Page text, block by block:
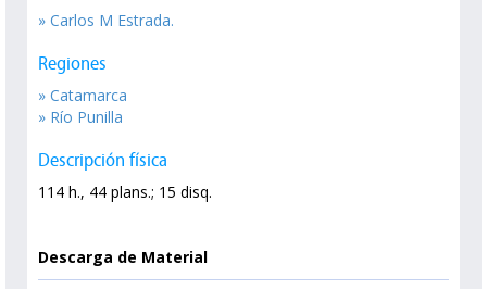
» Carlos M Estrada.
Regiones
» Catamarca
» Río Punilla
Descripción física
114 h., 44 plans.; 15 disq.
Descarga de Material